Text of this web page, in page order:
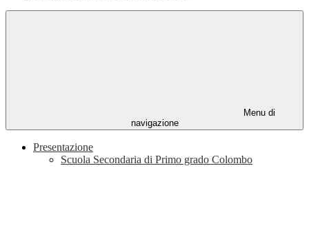
Menu di
navigazione
Presentazione
Scuola Secondaria di Primo grado Colombo